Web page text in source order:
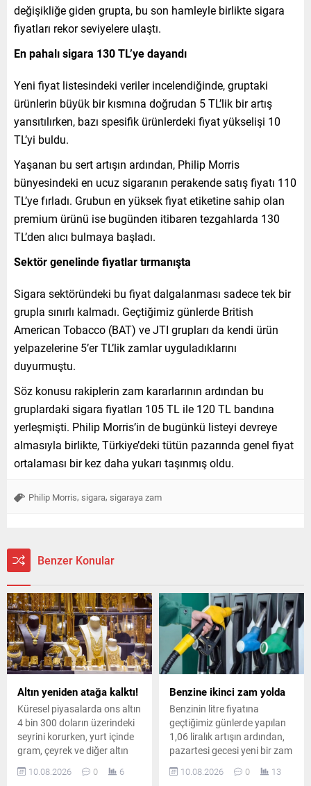
değişikliğe giden grupta, bu son hamleyle birlikte sigara
fiyatları rekor seviyelere ulaştı.
En pahalı sigara 130 TL’ye dayandı
Yeni fiyat listesindeki veriler incelendiğinde, gruptaki
ürünlerin büyük bir kısmına doğrudan 5 TL’lik bir artış
yansıtılırken, bazı spesifik ürünlerdeki fiyat yükselişi 10
TL’yi buldu.
Yaşanan bu sert artışın ardından, Philip Morris
bünyesindeki en ucuz sigaranın perakende satış fiyatı 110
TL’ye fırladı. Grubun en yüksek fiyat etiketine sahip olan
premium ürünü ise bugünden itibaren tezgahlarda 130
TL’den alıcı bulmaya başladı.
Sektör genelinde fiyatlar tırmanışta
Sigara sektöründeki bu fiyat dalgalanması sadece tek bir
grupla sınırlı kalmadı. Geçtiğimiz günlerde British
American Tobacco (BAT) ve JTI grupları da kendi ürün
yelpazelerine 5’er TL’lik zamlar uyguladıklarını
duyurmuştu.
Söz konusu rakiplerin zam kararlarının ardından bu
gruplardaki sigara fiyatları 105 TL ile 120 TL bandına
yerleşmişti. Philip Morris’in de bugünkü listeyi devreye
almasıyla birlikte, Türkiye’deki tütün pazarında genel fiyat
ortalaması bir kez daha yukarı taşınmış oldu.
Philip Morris, sigara, sigaraya zam
Benzer Konular
Altın yeniden atağa kalktı!
Küresel piyasalarda ons altın
4 bin 300 doların üzerindeki
seyrini korurken, yurt içinde
gram, çeyrek ve diğer altın
türlerinde güncel fiyatlar belli
oldu.10.08.2026 0 6
Benzine ikinci zam yolda
Benzinin litre fiyatına
geçtiğimiz günlerde yapılan
1,06 liralık artışın ardından,
pazartesi gecesi yeni bir zam
daha bekleniyor. Pompa
fiyatı 1,56 lira artacak.
10.08.2026 0 13